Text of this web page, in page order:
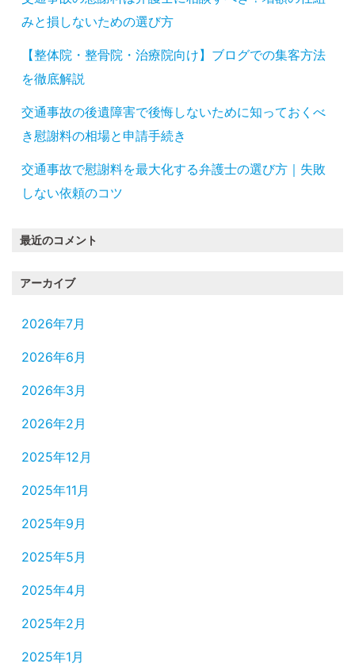
みと損しないための選び方
【整体院・整骨院・治療院向け】ブログでの集客方法
を徹底解説
交通事故の後遺障害で後悔しないために知っておくべ
き慰謝料の相場と申請手続き
交通事故で慰謝料を最大化する弁護士の選び方｜失敗
しない依頼のコツ
最近のコメント
アーカイブ
2026年7月
2026年6月
2026年3月
2026年2月
2025年12月
2025年11月
2025年9月
2025年5月
2025年4月
2025年2月
2025年1月